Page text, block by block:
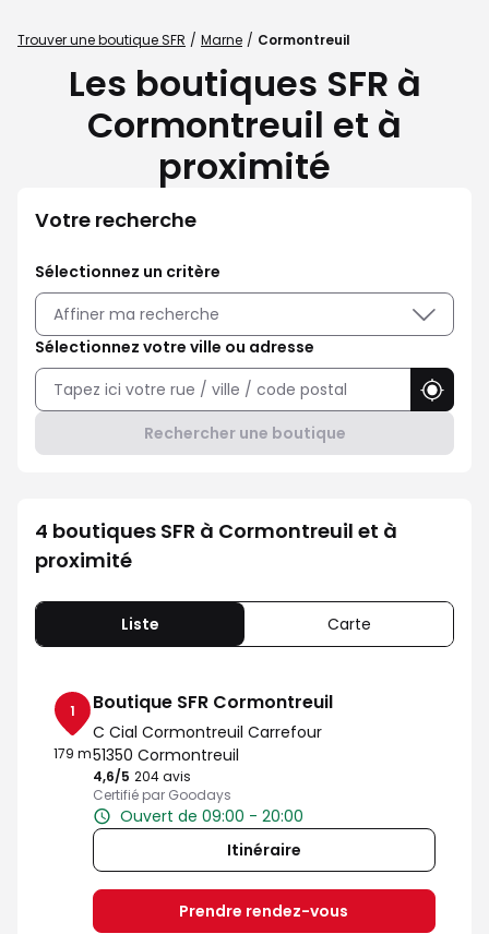
Trouver une boutique SFR Marne Cormontreuil
Les boutiques SFR à
Cormontreuil et à
proximité
Votre recherche
Sélectionnez un critère
Affiner ma recherche
Sélectionnez votre ville ou adresse
Rechercher une boutique
4 boutiques SFR à Cormontreuil et à
proximité
Liste Carte
1
179 m
Boutique SFR Cormontreuil
C Cial Cormontreuil Carrefour
51350 Cormontreuil
4,6/5 Note de 4.6 sur 5
204 avis
Certifié par Goodays
Ouvert de 09:00 - 20:00
Itinéraire
Prendre rendez-vous